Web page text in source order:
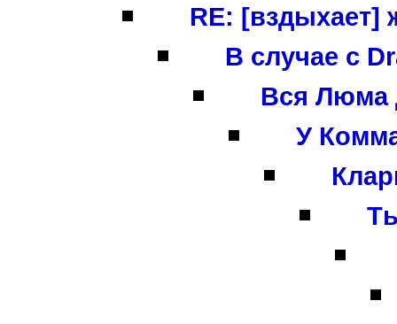
RE: [вздыхает]
В случае с
Вся Люма
У